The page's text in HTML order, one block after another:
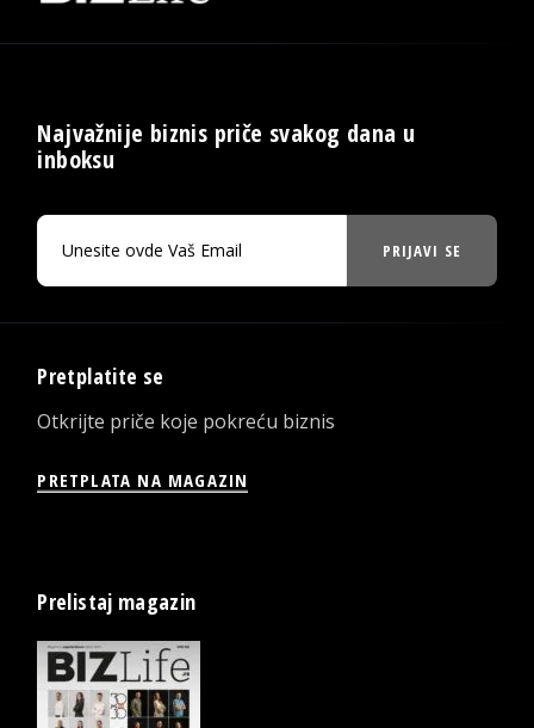
Najvažnije biznis priče svakog dana u
inboksu
PRIJAVI SE
Pretplatite se
Otkrijte priče koje pokreću biznis
PRETPLATA NA MAGAZIN
Prelistaj magazin